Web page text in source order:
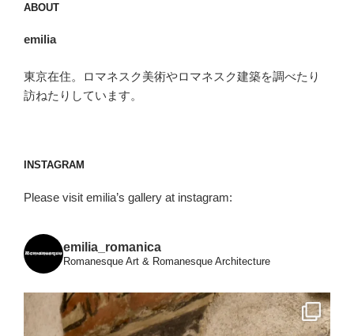
ン
ABOUT
emilia
東京在住。ロマネスク美術やロマネスク建築を調べたり
訪ねたりしています。
INSTAGRAM
Please visit emilia’s gallery at instagram:
emilia_romanica
Romanesque Art & Romanesque Architecture